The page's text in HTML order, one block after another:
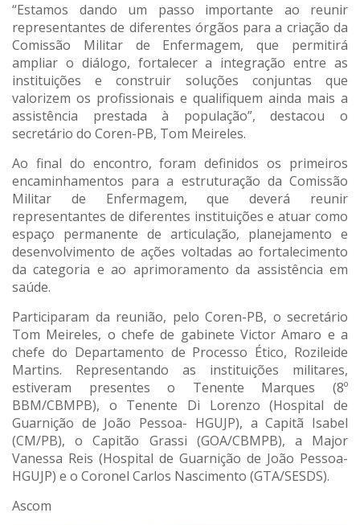
“Estamos dando um passo importante ao reunir
representantes de diferentes órgãos para a criação da
Comissão Militar de Enfermagem, que permitirá
ampliar o diálogo, fortalecer a integração entre as
instituições e construir soluções conjuntas que
valorizem os profissionais e qualifiquem ainda mais a
assistência prestada à população”, destacou o
secretário do Coren-PB, Tom Meireles.
Ao final do encontro, foram definidos os primeiros
encaminhamentos para a estruturação da Comissão
Militar de Enfermagem, que deverá reunir
representantes de diferentes instituições e atuar como
espaço permanente de articulação, planejamento e
desenvolvimento de ações voltadas ao fortalecimento
da categoria e ao aprimoramento da assistência em
saúde.
Participaram da reunião, pelo Coren-PB, o secretário
Tom Meireles, o chefe de gabinete Victor Amaro e a
chefe do Departamento de Processo Ético, Rozileide
Martins. Representando as instituições militares,
estiveram presentes o Tenente Marques (8º
BBM/CBMPB), o Tenente Di Lorenzo (Hospital de
Guarnição de João Pessoa- HGUJP), a Capitã Isabel
(CM/PB), o Capitão Grassi (GOA/CBMPB), a Major
Vanessa Reis (Hospital de Guarnição de João Pessoa-
HGUJP) e o Coronel Carlos Nascimento (GTA/SESDS).
Ascom